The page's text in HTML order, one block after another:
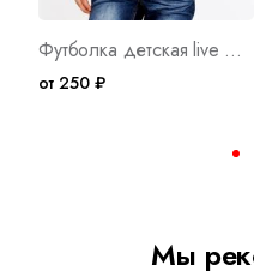
Футболка детская live Арт. 2837
от 250 ₽
Мы